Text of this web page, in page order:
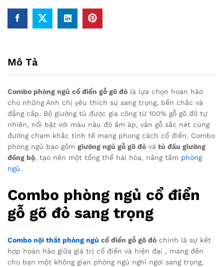
Mô Tả
Combo phòng ngủ cổ điển gỗ gõ đỏ là lựa chọn hoàn hảo
cho những Anh chị yêu thích sự sang trọng, bền chắc và
đẳng cấp. Bộ giường tủ được gia công từ 100% gỗ gõ đỏ tự
nhiên, nổi bật với màu nâu đỏ ấm áp, vân gỗ sắc nét cùng
đường chạm khắc tinh tế mang phong cách cổ điển. Combo
phòng ngủ bao gồm giường ngủ gỗ gõ đỏ và tủ đầu giường
đồng bộ, tạo nên một tổng thể hài hòa, nâng tầm phòng
ngủ.
Combo phòng ngủ cổ điển
gỗ gõ đỏ sang trọng
Combo nội thất phòng ngủ cổ điển gỗ gõ đỏ chính là sự kết
hợp hoàn hảo giữa giá trị cổ điển và hiện đại , mang đến
cho bạn một không gian phòng ngủ nghỉ ngơi sang trọng,